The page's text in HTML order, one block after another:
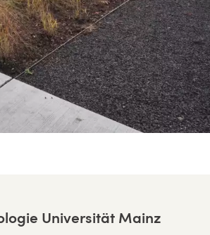
Universität Mainz